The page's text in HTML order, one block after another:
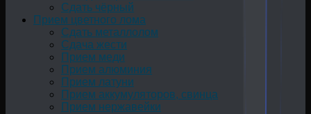
Сдать чёрный
Прием цветного лома
Сдать металлолом
Сдача жести
Прием меди
Прием алюминия
Прием латуни
Прием аккумуляторов, свинца
Прием нержавейки